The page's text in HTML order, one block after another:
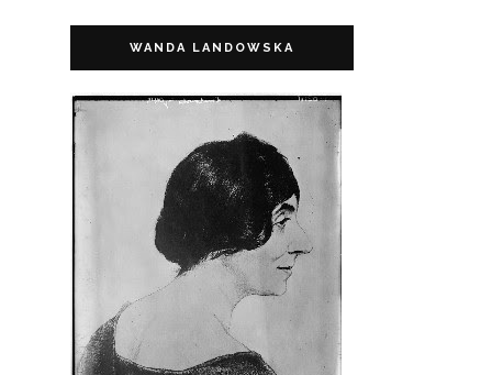
WANDA LANDOWSKA